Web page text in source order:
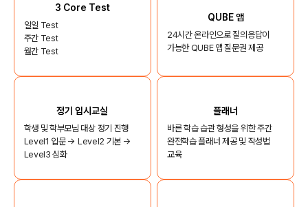
3 Core Test
일일 Test
주간 Test
월간 Test
QUBE 앱
24시간 온라인으로 질의응답이
가능한 QUBE 앱 질문권 제공
정기 입시교실
학생 및 학부모님 대상 정기 진행
Level1 입문 → Level2 기본 →
Level3 심화
플래너
바른 학습 습관 형성을 위한 주간
완전학습 플래너 제공 및 작성법
교육